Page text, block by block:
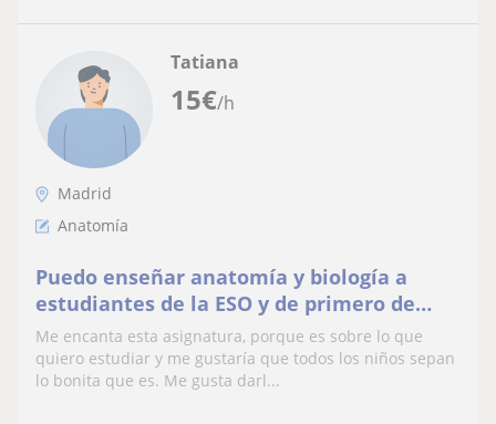
15€/h
Tatiana
Madrid
Anatomía
Puedo enseñar anatomía y biología a
estudiantes de la ESO y de primero de
bachillerato
Me encanta esta asignatura, porque es sobre lo que
quiero estudiar y me gustaría que todos los niños sepan
lo bonita que es. Me gusta darl...